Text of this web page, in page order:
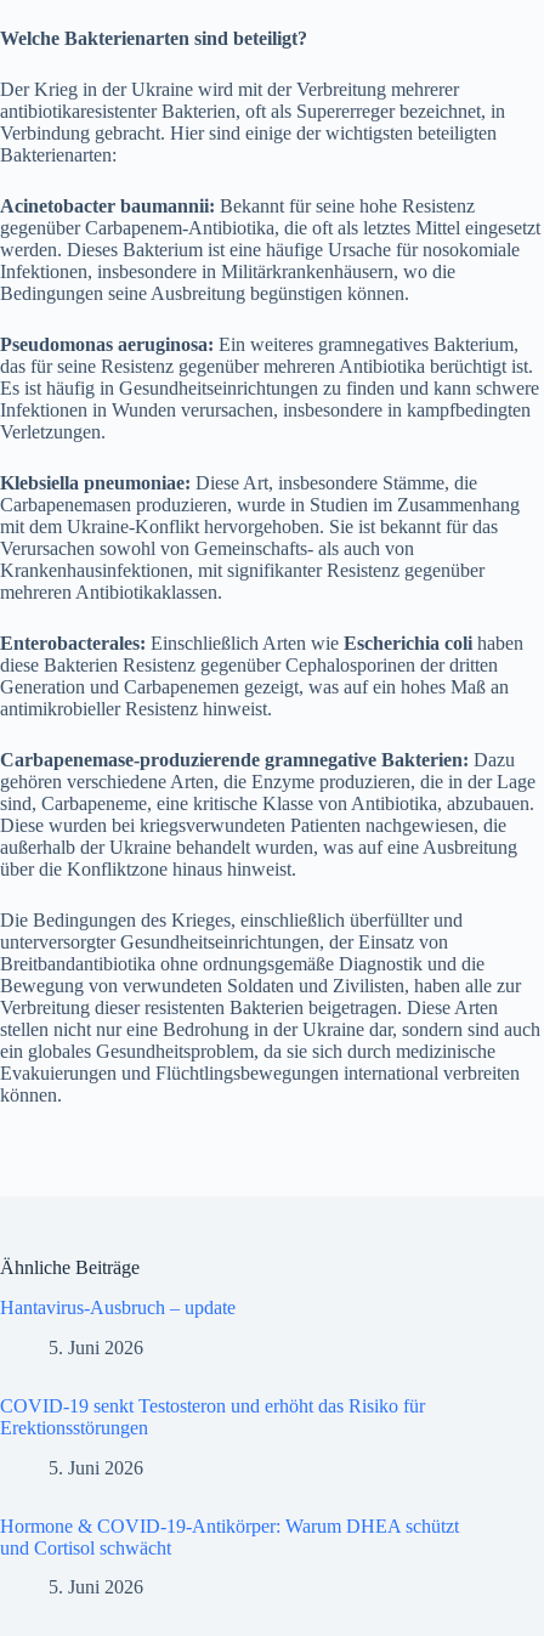
Welche Bakterienarten sind beteiligt?
Der Krieg in der Ukraine wird mit der Verbreitung mehrerer
antibiotikaresistenter Bakterien, oft als Supererreger bezeichnet, in
Verbindung gebracht. Hier sind einige der wichtigsten beteiligten
Bakterienarten:
Acinetobacter baumannii: Bekannt für seine hohe Resistenz
gegenüber Carbapenem-Antibiotika, die oft als letztes Mittel eingesetzt
werden. Dieses Bakterium ist eine häufige Ursache für nosokomiale
Infektionen, insbesondere in Militärkrankenhäusern, wo die
Bedingungen seine Ausbreitung begünstigen können.
Pseudomonas aeruginosa: Ein weiteres gramnegatives Bakterium,
das für seine Resistenz gegenüber mehreren Antibiotika berüchtigt ist.
Es ist häufig in Gesundheitseinrichtungen zu finden und kann schwere
Infektionen in Wunden verursachen, insbesondere in kampfbedingten
Verletzungen.
Klebsiella pneumoniae: Diese Art, insbesondere Stämme, die
Carbapenemasen produzieren, wurde in Studien im Zusammenhang
mit dem Ukraine-Konflikt hervorgehoben. Sie ist bekannt für das
Verursachen sowohl von Gemeinschafts- als auch von
Krankenhausinfektionen, mit signifikanter Resistenz gegenüber
mehreren Antibiotikaklassen.
Enterobacterales: Einschließlich Arten wie Escherichia coli haben
diese Bakterien Resistenz gegenüber Cephalosporinen der dritten
Generation und Carbapenemen gezeigt, was auf ein hohes Maß an
antimikrobieller Resistenz hinweist.
Carbapenemase-produzierende gramnegative Bakterien: Dazu
gehören verschiedene Arten, die Enzyme produzieren, die in der Lage
sind, Carbapeneme, eine kritische Klasse von Antibiotika, abzubauen.
Diese wurden bei kriegsverwundeten Patienten nachgewiesen, die
außerhalb der Ukraine behandelt wurden, was auf eine Ausbreitung
über die Konfliktzone hinaus hinweist.
Die Bedingungen des Krieges, einschließlich überfüllter und
unterversorgter Gesundheitseinrichtungen, der Einsatz von
Breitbandantibiotika ohne ordnungsgemäße Diagnostik und die
Bewegung von verwundeten Soldaten und Zivilisten, haben alle zur
Verbreitung dieser resistenten Bakterien beigetragen. Diese Arten
stellen nicht nur eine Bedrohung in der Ukraine dar, sondern sind auch
ein globales Gesundheitsproblem, da sie sich durch medizinische
Evakuierungen und Flüchtlingsbewegungen international verbreiten
können.
Ähnliche Beiträge
Hantavirus-Ausbruch – update
5. Juni 2026
COVID-19 senkt Testosteron und erhöht das Risiko für
Erektionsstörungen
5. Juni 2026
Hormone & COVID-19-Antikörper: Warum DHEA schützt
und Cortisol schwächt
5. Juni 2026